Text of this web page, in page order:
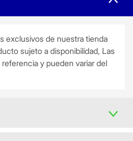
exclusivos de nuestra tienda
sujeto a disponibilidad, Las
y pueden variar del